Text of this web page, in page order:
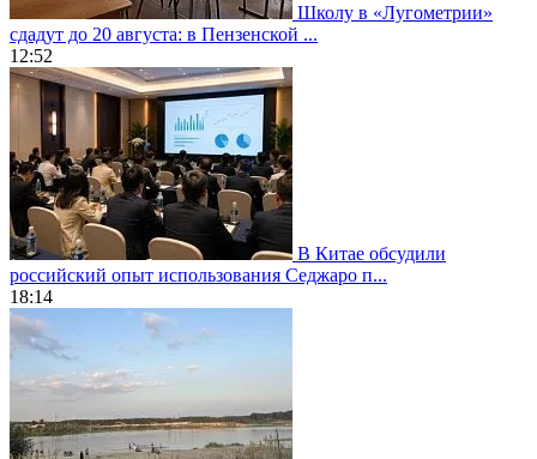
Школу в «Лугометрии»
сдадут до 20 августа: в Пензенской ...
12:52
В Китае обсудили
российский опыт использования Седжаро п...
18:14